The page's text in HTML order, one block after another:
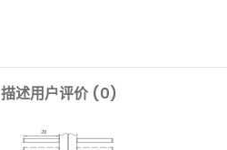
描述用户评价 (0)